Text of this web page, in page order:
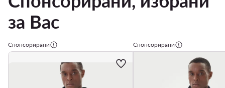
за Вас
Спонсорирани Спонсорирани